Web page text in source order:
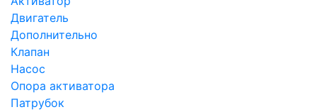
Двигатель
Дополнительно
Клапан
Насос
Опора активатора
Патрубок